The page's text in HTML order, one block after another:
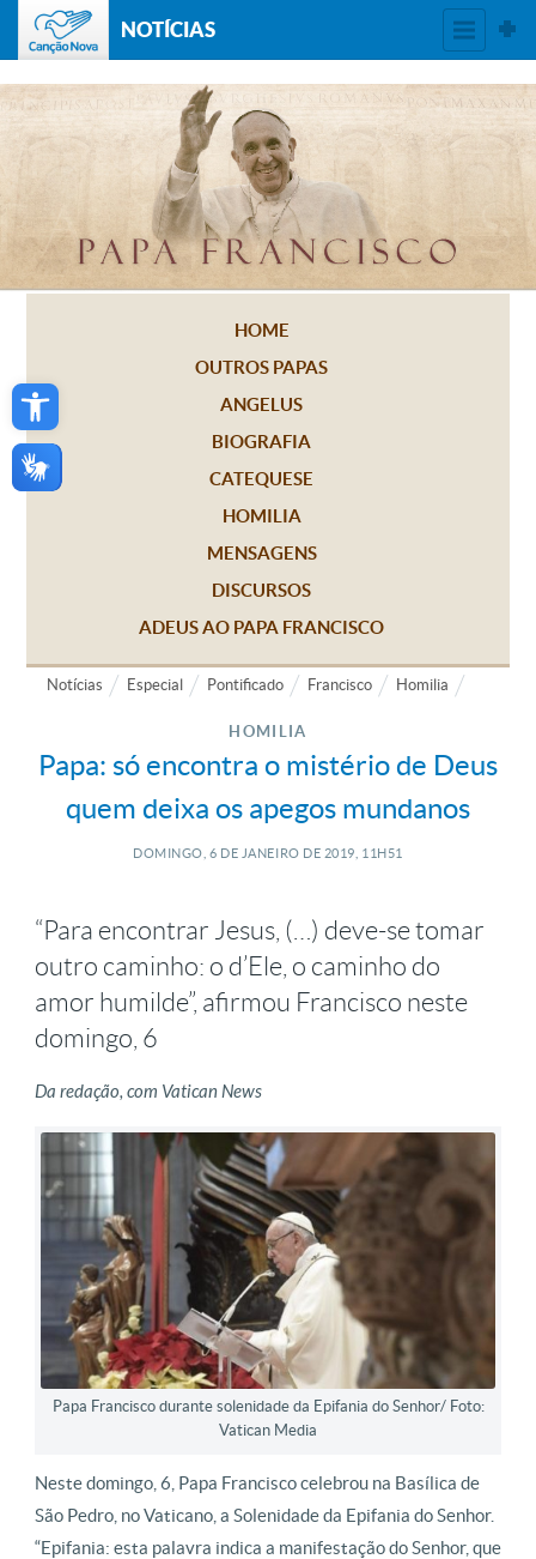
Open toolbar
NOTÍCIAS
HOME
OUTROS PAPAS
ANGELUS
BIOGRAFIA
CATEQUESE
HOMILIA
MENSAGENS
DISCURSOS
ADEUS AO PAPA FRANCISCO
Notícias Especial Pontificado Francisco Homilia
HOMILIA
Papa: só encontra o mistério de Deus
quem deixa os apegos mundanos
DOMINGO, 6 DE JANEIRO DE 2019, 11H51
“Para encontrar Jesus, (…) deve-se tomar
outro caminho: o d’Ele, o caminho do
amor humilde”, afirmou Francisco neste
domingo, 6
Da redação, com Vatican News
Papa Francisco durante solenidade da Epifania do Senhor/ Foto:
Vatican Media
Neste domingo, 6, Papa Francisco celebrou na Basílica de
São Pedro, no Vaticano, a Solenidade da Epifania do Senhor.
“Epifania: esta palavra indica a manifestação do Senhor, que